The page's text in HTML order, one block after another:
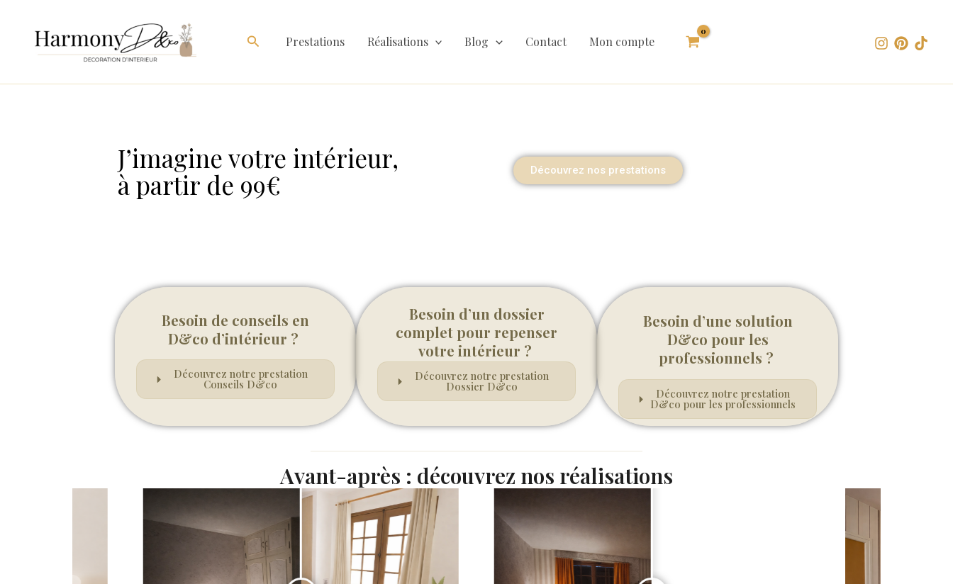
contenu
RechercherPrestations Réalisations Blog Contact Mon compte
J’imagine votre intérieur,
à partir de 99€
Découvrez nos prestations
Besoin de conseils en
D&co d’intérieur ?
Découvrez notre prestation
Conseils D&co
Besoin d’un dossier
complet pour repenser
votre intérieur ?
Découvrez notre prestation
Dossier D&co
Besoin d’une solution
D&co pour les
professionnels ?
Découvrez notre prestation
D&co pour les professionnels
Avant-après : découvrez nos réalisations